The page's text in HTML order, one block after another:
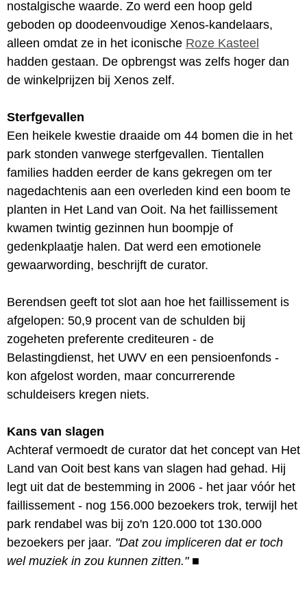
nostalgische waarde. Zo werd een hoop geld
geboden op doodeenvoudige Xenos-kandelaars,
alleen omdat ze in het iconische Roze Kasteel
hadden gestaan. De opbrengst was zelfs hoger dan
de winkelprijzen bij Xenos zelf.
Sterfgevallen
Een heikele kwestie draaide om 44 bomen die in het
park stonden vanwege sterfgevallen. Tientallen
families hadden eerder de kans gekregen om ter
nagedachtenis aan een overleden kind een boom te
planten in Het Land van Ooit. Na het faillissement
kwamen twintig gezinnen hun boompje of
gedenkplaatje halen. Dat werd een emotionele
gewaarwording, beschrijft de curator.
Berendsen geeft tot slot aan hoe het faillissement is
afgelopen: 50,9 procent van de schulden bij
zogeheten preferente crediteuren - de
Belastingdienst, het UWV en een pensioenfonds -
kon afgelost worden, maar concurrerende
schuldeisers kregen niets.
Kans van slagen
Achteraf vermoedt de curator dat het concept van Het
Land van Ooit best kans van slagen had gehad. Hij
legt uit dat de bestemming in 2006 - het jaar vóór het
faillissement - nog 156.000 bezoekers trok, terwijl het
park rendabel was bij zo'n 120.000 tot 130.000
bezoekers per jaar. "Dat zou impliceren dat er toch
wel muziek in zou kunnen zitten." ■